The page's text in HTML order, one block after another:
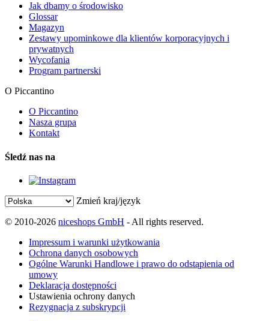
Jak dbamy o środowisko
Glossar
Magazyn
Zestawy upominkowe dla klientów korporacyjnych i
prywatnych
Wycofania
Program partnerski
O Piccantino
O Piccantino
Nasza grupa
Kontakt
Śledź nas na
Zmień kraj/język
© 2010-2026 niceshops GmbH - All rights reserved.
Impressum i warunki użytkowania
Ochrona danych osobowych
Ogólne Warunki Handlowe i prawo do odstąpienia od
umowy
Deklaracja dostępności
Ustawienia ochrony danych
Rezygnacja z subskrypcji